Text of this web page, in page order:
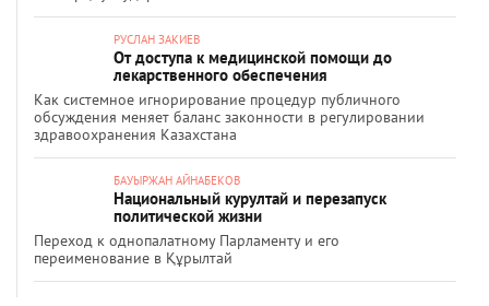
РУСЛАН ЗАКИЕВ
От доступа к медицинской помощи до
лекарственного обеспечения
Как системное игнорирование процедур публичного
обсуждения меняет баланс законности в регулировании
здравоохранения Казахстана
БАУЫРЖАН АЙНАБЕКОВ
Национальный курултай и перезапуск
политической жизни
Переход к однопалатному Парламенту и его
переименование в Құрылтай